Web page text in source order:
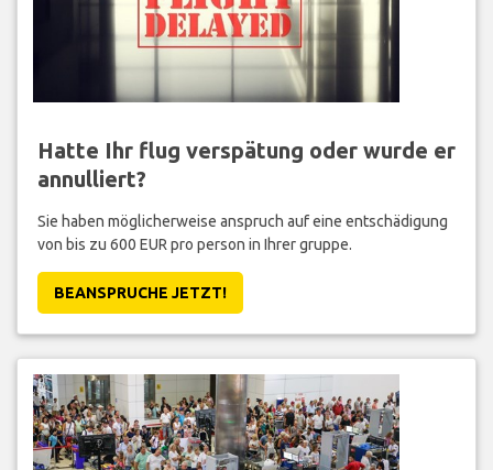
Hatte Ihr flug verspätung oder wurde er
annulliert?
Sie haben möglicherweise anspruch auf eine entschädigung
von bis zu 600 EUR pro person in Ihrer gruppe.
BEANSPRUCHE JETZT!